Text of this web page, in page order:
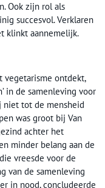
Ook zijn rol als
succesvol. Verklaren
klinkt aannemelijk.
vegetarisme ontdekt,
in de samenleving voor
tot de mensheid
was groot bij Van
achter het
minder belang aan de
vreesde voor de
van de samenleving
in nood, concludeerde